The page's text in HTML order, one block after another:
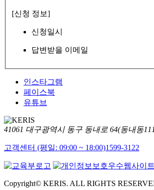
[신청 정보]
신청일시
답변받을 이메일
인스타그램
페이스북
유튜브
41061 대구광역시 동구 동내로 64(동내동
고객센터 (평일: 09:00 ~ 18:00)1599-3122
Copyright© KERIS. ALL RIGHTS